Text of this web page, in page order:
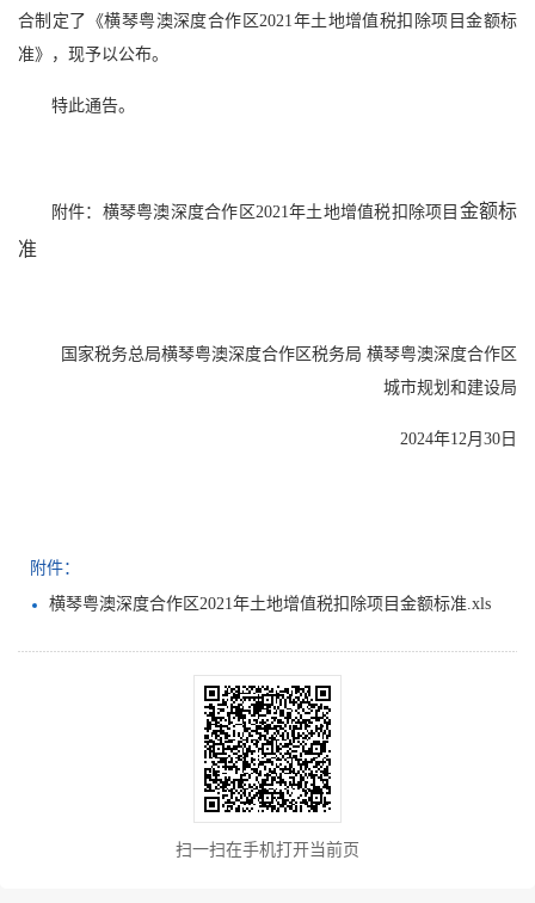
合制定了《横琴粤澳深度合作区2021年土地增值税扣除项目金额标
准》，现予以公布。
特此通告。
附件：横琴粤澳深度合作区2021年土地增值税扣除项目 金额标
准
国家税务总局横琴粤澳深度合作区税务局 横琴粤澳深度合作区
城市规划和建设局
2024年12月30日
附件：
横琴粤澳深度合作区2021年土地增值税扣除项目金额标准.xls
扫一扫在手机打开当前页